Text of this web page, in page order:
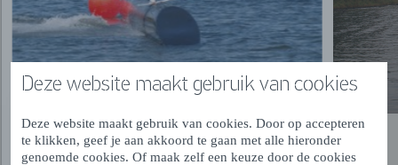
Deze website maakt gebruik van cookies
Deze website maakt gebruik van cookies. Door op accepteren
te klikken, geef je aan akkoord te gaan met alle hieronder
genoemde cookies. Of maak zelf een keuze door de cookies